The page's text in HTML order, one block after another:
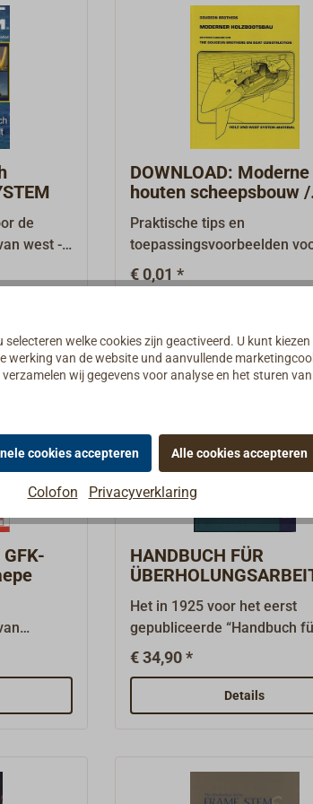
het
cm,
de 7e
x 25 cm,
werkbladen met
de
west -
van
als
om
wij u
in
DOWNLOAD: Moderne
houten scheepsbouw /
Gougeon Brothers
Praktische tips en
toepassingsvoorbeelden
reparatie en restauratie met
epoxyharsen.De nadruk ligt
en kleurige foto's. Het boek
uitverkocht en kan niet
hieronder Downloads &
gratis beschikbaar.
€ 0,01 *
hebben
hout
of
tot de
HANDBUCH FÜR
Erich Küst
Het in 1925 voor het eerst
gepubliceerde “Handbuch
Überholungsarbeiten an
Segel- und Ruderbooten” was
jarenlang het
Duits over het onderhoud
bootonderhoud uit die tijd
€ 34,90 *
Details
selecteren welke cookies zijn geactiveerd. U kunt
werking van de website und aanvullende
verzamelen wij gegevens voor analyse en het sturen
cookies accepteren Alle cookies accepteren
Colofon Privacyverklaring